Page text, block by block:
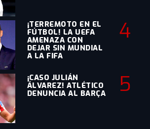
¡TERREMOTO EN EL
FÚTBOL! LA UEFA
AMENAZA CON
DEJAR SIN MUNDIAL
A LA FIFA
4
¡CASO JULIÁN
ÁLVAREZ! ATLÉTICO
DENUNCIA AL BARÇA
5